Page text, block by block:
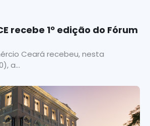
recebe 1º edição do Fórum
Ceará recebeu, nesta
a...